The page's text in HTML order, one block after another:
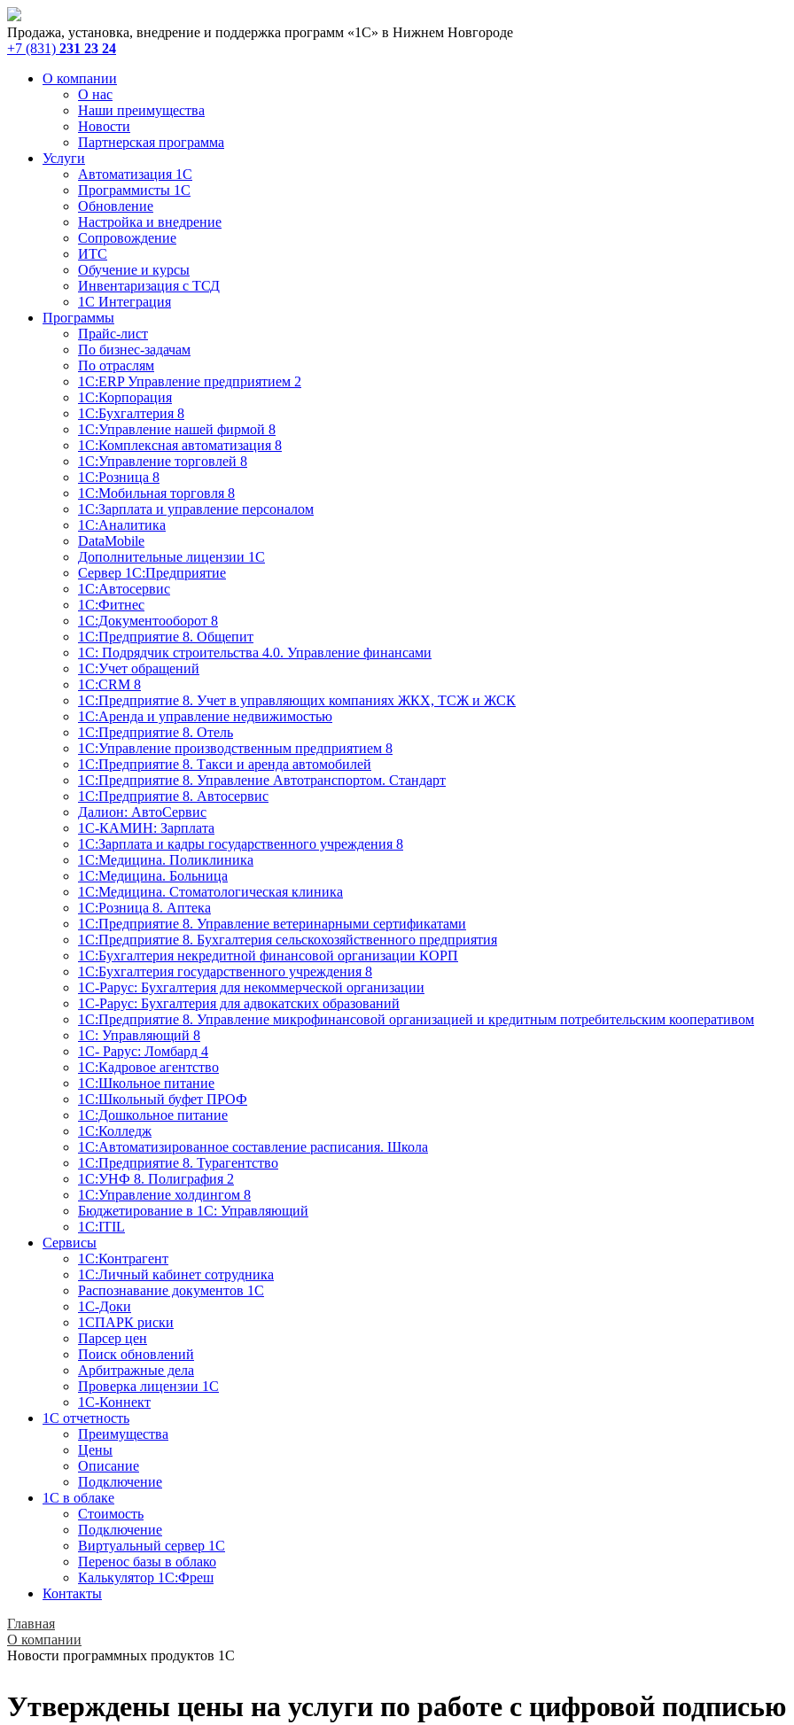
Продажа, установка, внедрение и поддержка программ «1С» в Нижнем Новгороде
+7 (831) 231 23 24
О компании
О нас
Наши преимущества
Новости
Партнерская программа
Услуги
Автоматизация 1С
Программисты 1С
Обновление
Настройка и внедрение
Сопровождение
ИТС
Обучение и курсы
Инвентаризация с ТСД
1С Интеграция
Программы
Прайс-лист
По бизнес-задачам
По отраслям
1C:ERP Управление предприятием 2
1С:Корпорация
1С:Бухгалтерия 8
1С:Управление нашей фирмой 8
1С:Комплексная автоматизация 8
1С:Управление торговлей 8
1С:Розница 8
1С:Мобильная торговля 8
1С:Зарплата и управление персоналом
1С:Аналитика
DataMobile
Дополнительные лицензии 1С
Сервер 1С:Предприятие
1С:Автосервис
1С:Фитнес
1С:Документооборот 8
1С:Предприятие 8. Общепит
1С: Подрядчик строительства 4.0. Управление финансами
1С:Учет обращений
1C:CRM 8
1С:Предприятие 8. Учет в управляющих компаниях ЖКХ, ТСЖ и ЖСК
1С:Аренда и управление недвижимостью
1С:Предприятие 8. Отель
1C:Управление производственным предприятием 8
1C:Предприятие 8. Такси и аренда автомобилей
1С:Предприятие 8. Управление Автотранспортом. Стандарт
1C:Предприятие 8. Автосервис
Далион: АвтоСервис
1С-КАМИН: Зарплата
1С:Зарплата и кадры государственного учреждения 8
1С:Медицина. Поликлиника
1С:Медицина. Больница
1С:Медицина. Стоматологическая клиника
1С:Розница 8. Аптека
1C:Предприятие 8. Управление ветеринарными сертификатами
1С:Предприятие 8. Бухгалтерия сельскохозяйственного предприятия
1C:Бухгалтерия некредитной финансовой организации КОРП
1С:Бухгалтерия государственного учреждения 8
1С-Рарус: Бухгалтерия для некоммерческой организации
1С-Рарус: Бухгалтерия для адвокатских образований
1С:Предприятие 8. Управление микрофинансовой организацией и кредитным потребительским кооперативом
1С: Управляющий 8
1С- Рарус: Ломбард 4
1С:Кадровое агентство
1С:Школьное питание
1С:Школьный буфет ПРОФ
1C:Дошкольное питание
1С:Колледж
1С:Автоматизированное составление расписания. Школа
1С:Предприятие 8. Турагентство
1С:УНФ 8. Полиграфия 2
1С:Управление холдингом 8
Бюджетирование в 1С: Управляющий
1С:ITIL
Сервисы
1C:Контрагент
1С:Личный кабинет сотрудника
Распознавание документов 1С
1С-Доки
1CПАРК риски
Парсер цен
Поиск обновлений
Арбитражные дела
Проверка лицензии 1С
1С-Коннект
1C отчетность
Преимущества
Цены
Описание
Подключение
1С в облаке
Стоимость
Подключение
Виртуальный сервер 1С
Перенос базы в облако
Калькулятор 1С:Фреш
Контакты
Главная
О компании
Новости программных продуктов 1С
Утверждены цены на услуги по работе с цифровой подписью